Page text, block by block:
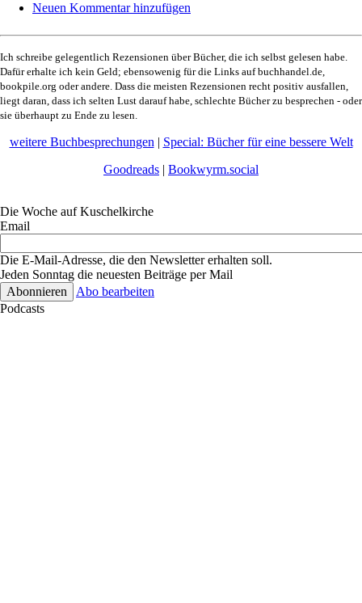
Neuen Kommentar hinzufügen
Ich schreibe gelegentlich Rezensionen über Bücher, die ich selbst gelesen habe.
Dafür erhalte ich kein Geld; ebensowenig für die Links auf buchhandel.de,
bookpile.org oder andere. Dass die meisten Rezensionen recht positiv ausfallen,
liegt daran, dass ich selten Lust darauf habe, schlechte Bücher zu besprechen - oder
sie überhaupt zu Ende zu lesen.
weitere Buchbesprechungen | Special: Bücher für eine bessere Welt
Goodreads | Bookwyrm.social
Die Woche auf Kuschelkirche
Email
Die E-Mail-Adresse, die den Newsletter erhalten soll.
Jeden Sonntag die neuesten Beiträge per Mail
Abo bearbeiten
Podcasts